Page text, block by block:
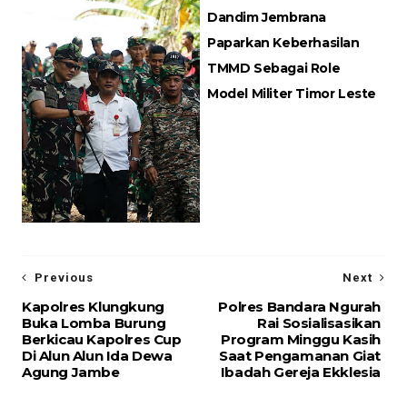
Dandim Jembrana
Paparkan Keberhasilan
TMMD Sebagai Role
Model Militer Timor Leste
Next
Polres Bandara Ngurah
Rai Sosialisasikan
Program Minggu Kasih
Saat Pengamanan Giat
Ibadah Gereja Ekklesia
Previous
Kapolres Klungkung
Buka Lomba Burung
Berkicau Kapolres Cup
Di Alun Alun Ida Dewa
Agung Jambe